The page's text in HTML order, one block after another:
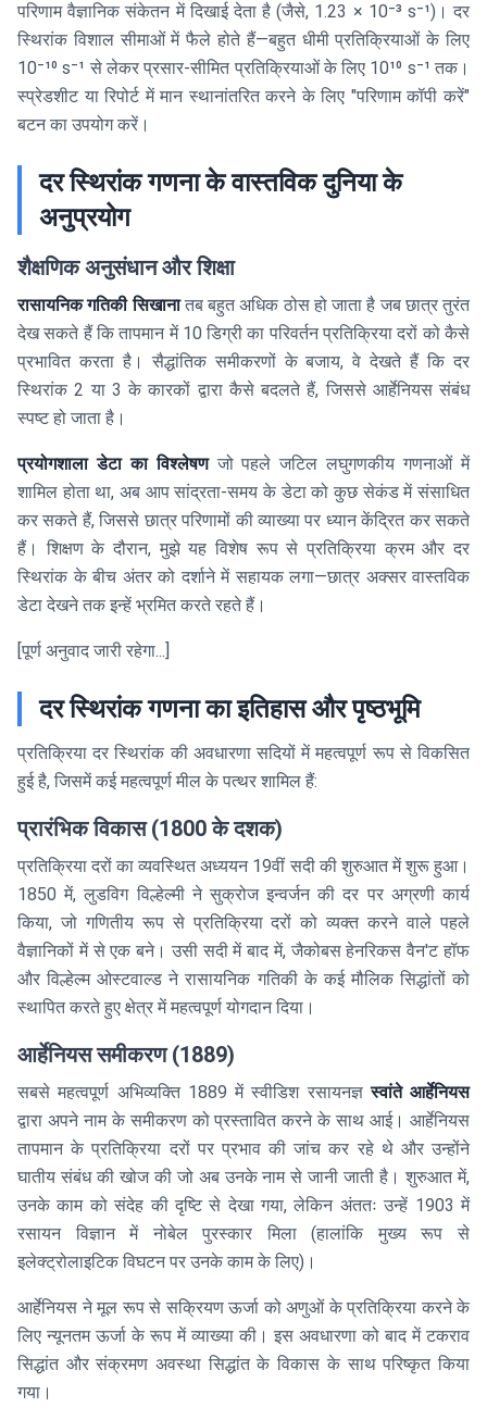
परिणाम वैज्ञानिक संकेतन में दिखाई देता है (जैसे, 1.23 × 10⁻³ s⁻¹)। दर
स्थिरांक विशाल सीमाओं में फैले होते हैं—बहुत धीमी प्रतिक्रियाओं के लिए
10⁻¹⁰ s⁻¹ से लेकर प्रसार-सीमित प्रतिक्रियाओं के लिए 10¹⁰ s⁻¹ तक।
स्प्रेडशीट या रिपोर्ट में मान स्थानांतरित करने के लिए "परिणाम कॉपी करें"
बटन का उपयोग करें।
दर स्थिरांक गणना के वास्तविक दुनिया के
अनुप्रयोग
शैक्षणिक अनुसंधान और शिक्षा
रासायनिक गतिकी सिखानातब बहुत अधिक ठोस हो जाता है जब छात्र तुरंत
देख सकते हैं कि तापमान में 10 डिग्री का परिवर्तन प्रतिक्रिया दरों को कैसे
प्रभावित करता है। सैद्धांतिक समीकरणों के बजाय, वे देखते हैं कि दर
स्थिरांक 2 या 3 के कारकों द्वारा कैसे बदलते हैं, जिससे आर्हेनियस संबंध
स्पष्ट हो जाता है।
प्रयोगशाला डेटा का विश्लेषणजो पहले जटिल लघुगणकीय गणनाओं में
शामिल होता था, अब आप सांद्रता-समय के डेटा को कुछ सेकंड में संसाधित
कर सकते हैं, जिससे छात्र परिणामों की व्याख्या पर ध्यान केंद्रित कर सकते
हैं। शिक्षण के दौरान, मुझे यह विशेष रूप से प्रतिक्रिया क्रम और दर
स्थिरांक के बीच अंतर को दर्शाने में सहायक लगा—छात्र अक्सर वास्तविक
डेटा देखने तक इन्हें भ्रमित करते रहते हैं।
[पूर्ण अनुवाद जारी रहेगा...]
दर स्थिरांक गणना का इतिहास और पृष्ठभूमि
प्रतिक्रिया दर स्थिरांक की अवधारणा सदियों में महत्वपूर्ण रूप से विकसित
हुई है, जिसमें कई महत्वपूर्ण मील के पत्थर शामिल हैं:
प्रारंभिक विकास (1800 के दशक)
प्रतिक्रिया दरों का व्यवस्थित अध्ययन 19वीं सदी की शुरुआत में शुरू हुआ।
1850 में, लुडविग विल्हेल्मी ने सुक्रोज इन्वर्जन की दर पर अग्रणी कार्य
किया, जो गणितीय रूप से प्रतिक्रिया दरों को व्यक्त करने वाले पहले
वैज्ञानिकों में से एक बने। उसी सदी में बाद में, जैकोबस हेनरिकस वैन'ट हॉफ
और विल्हेल्म ओस्टवाल्ड ने रासायनिक गतिकी के कई मौलिक सिद्धांतों को
स्थापित करते हुए क्षेत्र में महत्वपूर्ण योगदान दिया।
आर्हेनियस समीकरण (1889)
सबसे महत्वपूर्ण अभिव्यक्ति 1889 में स्वीडिश रसायनज्ञस्वांते आर्हेनियस
द्वारा अपने नाम के समीकरण को प्रस्तावित करने के साथ आई। आर्हेनियस
तापमान के प्रतिक्रिया दरों पर प्रभाव की जांच कर रहे थे और उन्होंने
घातीय संबंध की खोज की जो अब उनके नाम से जानी जाती है। शुरुआत में,
उनके काम को संदेह की दृष्टि से देखा गया, लेकिन अंततः उन्हें 1903 में
रसायन विज्ञान में नोबेल पुरस्कार मिला (हालांकि मुख्य रूप से
इलेक्ट्रोलाइटिक विघटन पर उनके काम के लिए)।
आर्हेनियस ने मूल रूप से सक्रियण ऊर्जा को अणुओं के प्रतिक्रिया करने के
लिए न्यूनतम ऊर्जा के रूप में व्याख्या की। इस अवधारणा को बाद में टकराव
सिद्धांत और संक्रमण अवस्था सिद्धांत के विकास के साथ परिष्कृत किया
गया।